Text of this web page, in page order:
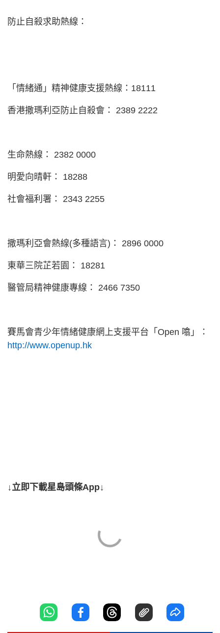
防止自殺求助熱線：
「情緒通」精神健康支援熱線：18111
香港撒瑪利亞防止自殺會： 2389 2222
生命熱線： 2382 0000
明愛向晴軒： 18288
社會福利署： 2343 2255
撒瑪利亞會熱線(多種語言)： 2896 0000
東華三院芷若園： 18281
醫管局精神健康專線： 2466 7350
賽馬會青少年情緒健康網上支援平台「Open 噏」：
http://www.openup.hk
↓立即下載星島頭條App↓